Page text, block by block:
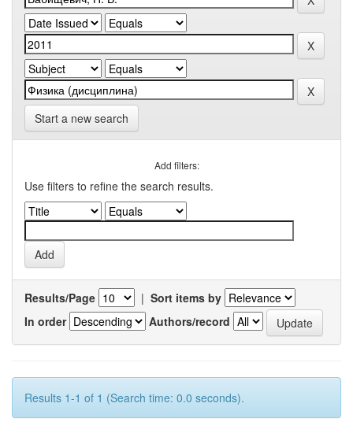
Start a new search
Add filters:
Use filters to refine the search results.
Results/Page | Sort items by
In order
Authors/record
Results 1-1 of 1 (Search time: 0.0 seconds).